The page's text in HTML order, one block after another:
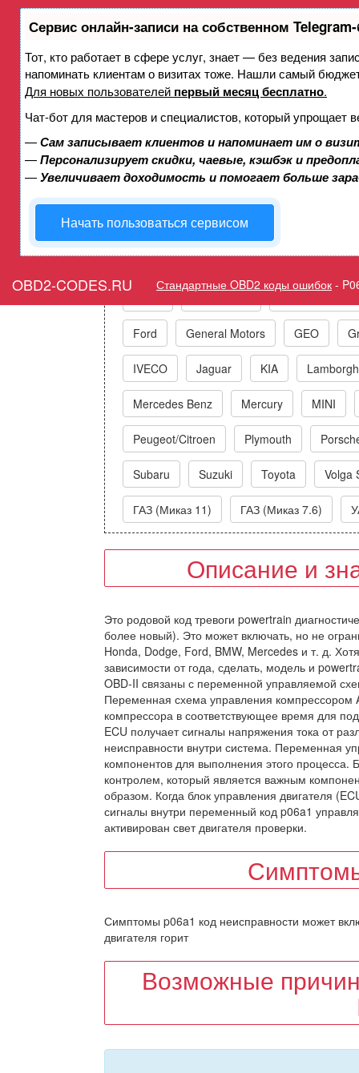
Сервис онлайн-записи на собственном
Тот, кто работает в сфере услуг, знает — без ведения
напоминать клиентам о визитах тоже. Нашли самый
Для новых пользователей первый месяц бесплатно.
Чат-бот для мастеров и специалистов, который упрощает
—Сам записывает клиентов и напоминает им о
—Персонализирует скидки, чаевые, кэшбэк и
—Увеличивает доходимость и помогает больше
Начать пользоваться сервисом
OBD2-CODES.RU Стандартные OBD2 коды ошибок -
Ошибка P06A1
переменным рабочим
Горит ошибка Check
Коды ошибок
Ford General Motors GEO
IVECO Jaguar KIA
Mercedes Benz Mercury MINI
Peugeot/Citroen Plymouth
Subaru Suzuki Toyota Volga
ГАЗ (Миказ 11) ГАЗ (Миказ 7.6)
Описание и
Это родовой код тревоги powertrain
более новый). Это может включать, но не
Honda, Dodge, Ford, BMW, Mercedes и т. д.
зависимости от года, сделать, модель и
OBD-II связаны с переменной управляемой
Переменная схема управления
компрессора в соответствующее время для
ECU получает сигналы напряжения тока от
неисправности внутри система. Переменная
компонентов для выполнения этого
контролем, который является важным
образом. Когда блок управления двигателя
сигналы внутри переменный код p06a1
активирован свет двигателя проверки.
Симптомы p06a1 код неисправности может
двигателя горит
Возможные